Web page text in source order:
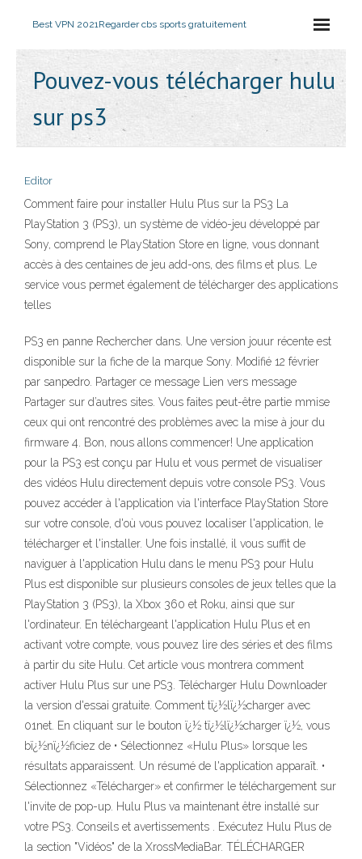
Best VPN 2021Regarder cbs sports gratuitement
Pouvez-vous télécharger hulu
sur ps3
Editor
Comment faire pour installer Hulu Plus sur la PS3 La
PlayStation 3 (PS3), un système de vidéo-jeu développé par
Sony, comprend le PlayStation Store en ligne, vous donnant
accès à des centaines de jeu add-ons, des films et plus. Le
service vous permet également de télécharger des applications
telles
PS3 en panne Rechercher dans. Une version jouur récente est
disponible sur la fiche de la marque Sony. Modifié 12 février
par sanpedro. Partager ce message Lien vers message
Partager sur d’autres sites. Vous faites peut-être partie mmise
ceux qui ont rencontré des problèmes avec la mise à jour du
firmware 4. Bon, nous allons commencer! Une application
pour la PS3 est conçu par Hulu et vous permet de visualiser
des vidéos Hulu directement depuis votre console PS3. Vous
pouvez accéder à l'application via l'interface PlayStation Store
sur votre console, d'où vous pouvez localiser l'application, le
télécharger et l'installer. Une fois installé, il vous suffit de
naviguer à l'application Hulu dans le menu PS3 pour Hulu
Plus est disponible sur plusieurs consoles de jeux telles que la
PlayStation 3 (PS3), la Xbox 360 et Roku, ainsi que sur
l'ordinateur. En téléchargeant l'application Hulu Plus et en
activant votre compte, vous pouvez lire des séries et des films
à partir du site Hulu. Cet article vous montrera comment
activer Hulu Plus sur une PS3. Télécharger Hulu Downloader
la version d'essai gratuite. Comment tï¿½lï¿½charger avec
01net. En cliquant sur le bouton ï¿½ tï¿½lï¿½charger ï¿½, vous
bï¿½nï¿½ficiez de • Sélectionnez «Hulu Plus» lorsque les
résultats apparaissent. Un résumé de l'application apparaît. •
Sélectionnez «Télécharger» et confirmer le téléchargement sur
l'invite de pop-up. Hulu Plus va maintenant être installé sur
votre PS3. Conseils et avertissements . Exécutez Hulu Plus de
la section "Vidéos" de la XrossMediaBar. TÉLÉCHARGER